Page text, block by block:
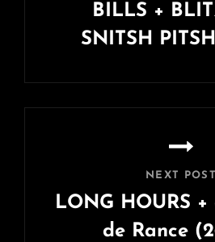
BILLS +
SNITSH
Post
NEXT POST
LONG HOURS
de Rance